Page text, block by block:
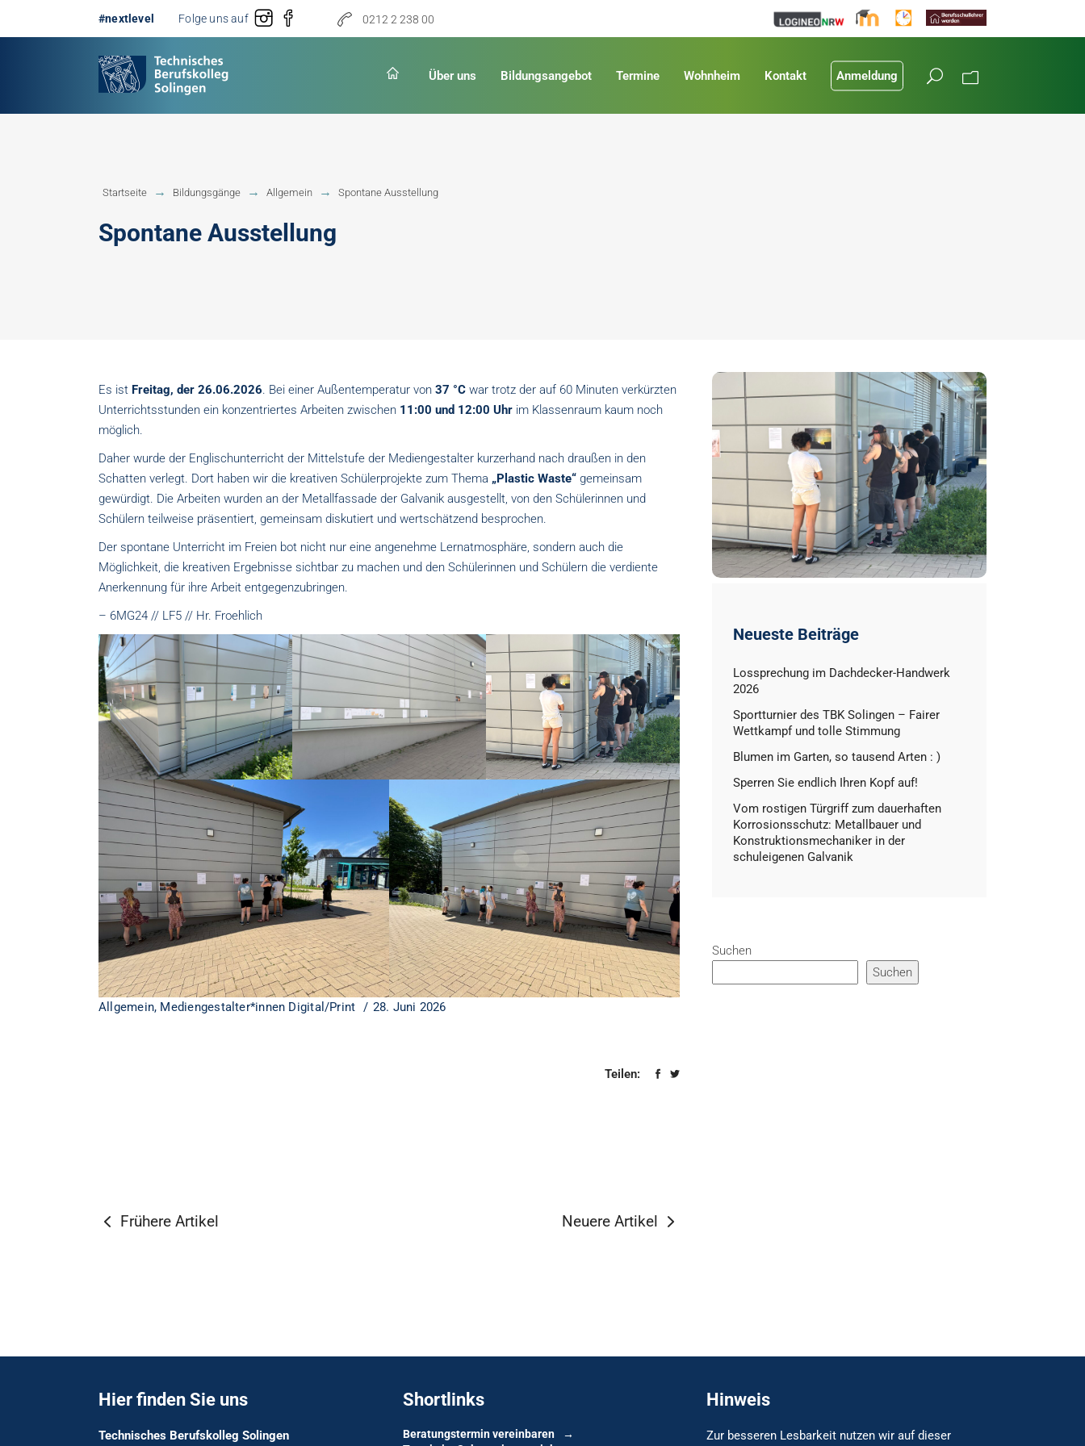
#nextlevel Folge uns auf 0212 2 238 00
Über uns Bildungsangebot
Gestaltung
Handwerk
Erster Schulabschluss
Fachhochschulreife
Termine Wohnheim Kontakt Anmeldung
Startseite Bildungsgänge Allgemein Spontane Ausstellung
Spontane Ausstellung
Es ist Freitag, der 26.06.2026. Bei einer Außentemperatur von 37 °C war trotz der auf 60 Minuten verkürzten
Unterrichtsstunden ein konzentriertes Arbeiten zwischen 11:00 und 12:00 Uhr im Klassenraum kaum noch
möglich.
Daher wurde der Englischunterricht der Mittelstufe der Mediengestalter kurzerhand nach draußen in den
Schatten verlegt. Dort haben wir die kreativen Schülerprojekte zum Thema „Plastic Waste“ gemeinsam
gewürdigt. Die Arbeiten wurden an der Metallfassade der Galvanik ausgestellt, von den Schülerinnen und
Schülern teilweise präsentiert, gemeinsam diskutiert und wertschätzend besprochen.
Der spontane Unterricht im Freien bot nicht nur eine angenehme Lernatmosphäre, sondern auch die
Möglichkeit, die kreativen Ergebnisse sichtbar zu machen und den Schülerinnen und Schülern die verdiente
Anerkennung für ihre Arbeit entgegenzubringen.
– 6MG24 // LF5 // Hr. Froehlich
Allgemein, Mediengestalter*innen Digital/Print 28. Juni 2026
Teilen:
Frühere Artikel Neuere Artikel
Neueste Beiträge
Lossprechung im Dachdecker-Handwerk
2026
Sportturnier des TBK Solingen – Fairer
Wettkampf und tolle Stimmung
Blumen im Garten, so tausend Arten : )
Sperren Sie endlich Ihren Kopf auf!
Vom rostigen Türgriff zum dauerhaften
Korrosionsschutz: Metallbauer und
Konstruktionsmechaniker in der
schuleigenen Galvanik
Suchen
Suchen
Hier finden Sie uns
Technisches Berufskolleg Solingen
Shortlinks
Beratungstermin vereinbaren
Hinweis
Zur besseren Lesbarkeit nutzen wir auf dieser